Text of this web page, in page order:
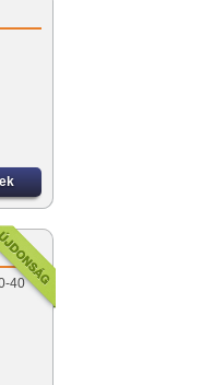
40